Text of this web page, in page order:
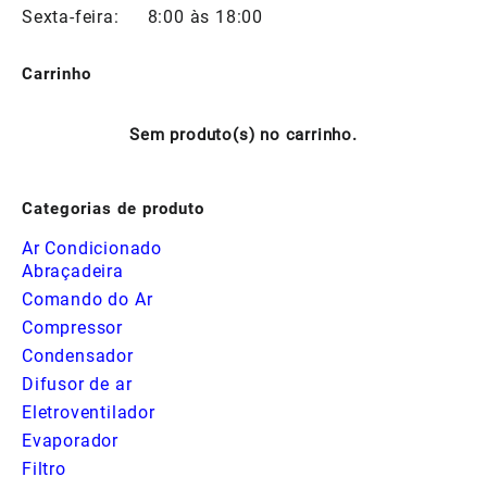
Sexta-feira:
8:00 às 18:00
Carrinho
Sem produto(s) no carrinho.
Categorias de produto
Ar Condicionado
Abraçadeira
Comando do Ar
Compressor
Condensador
Difusor de ar
Eletroventilador
Evaporador
Filtro